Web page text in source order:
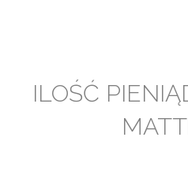
ILOŚĆ